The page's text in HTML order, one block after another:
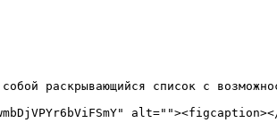
раскрывающийся список с